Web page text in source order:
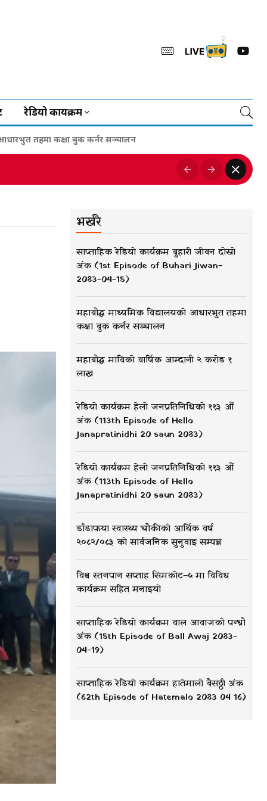
रेडियो कार्यक्रम
तहमा कक्षा बुक कर्नर सञ्चालन
भर्खरै
साप्ताहिक रेडियो कार्यक्रम बुहारी जीवन दोस्रो
अंक (1st Episode of Buhari Jiwan-
2083-04-15)
महाबौद्ध माध्यमिक विद्यालयको आधारभुत तहमा
कक्षा बुक कर्नर सञ्चालन
महाबौद्ध माविको वार्षिक आम्दानी २ करोड १
लाख
रेडियो कार्यक्रम हेलो जनप्रतिनिधिको ११३ औं
अंक (113th Episode of Hello
Janapratinidhi 20 saun 2083)
रेडियो कार्यक्रम हेलो जनप्रतिनिधिको ११३ औं
अंक (113th Episode of Hello
Janapratinidhi 20 saun 2083)
डाँडाफया स्वास्थ्य चौकीको आर्थिक वर्ष
२०८२/०८३ को सार्वजनिक सुनुवाइ सम्पन्न
विश्व स्तनपान सप्ताह सिमकोट–५ मा विविध
कार्यक्रम सहित मनाइयो
साप्ताहिक रेडियो कार्यक्रम वाल आवाजको पन्ध्रौ
अंक (15th Episode of Ball Awaj 2083-
04-19)
साप्ताहिक रेडियो कार्यक्रम हातेमालो बैसठ्ठी अंक
(62th Episode of Hatemalo 2083 04 16)